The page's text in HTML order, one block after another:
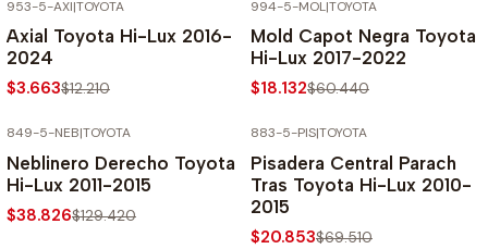
953-5-AXI|TOYOTA
Axial Toyota Hi-Lux 2016-
2024
$3.663$12.210
994-5-MOL|TOYOTA
Mold Capot Negra Toyota
Hi-Lux 2017-2022
$18.132$60.440
849-5-NEB|TOYOTA
Neblinero Derecho Toyota
Hi-Lux 2011-2015
$38.826$129.420
883-5-PIS|TOYOTA
Pisadera Central Parach
Tras Toyota Hi-Lux 2010-
2015
$20.853$69.510